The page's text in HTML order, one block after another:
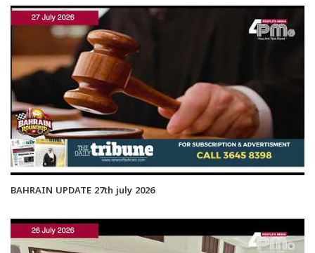
BAHRAIN UPDATE 27th july 2026